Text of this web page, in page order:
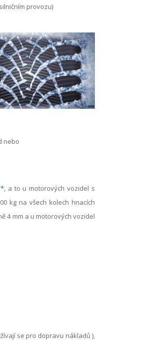
provozu)
nebo
, a to u motorových vozidel s
kg na všech kolech hnacích
4 mm a u motorových vozidel
se pro dopravu nákladů ),